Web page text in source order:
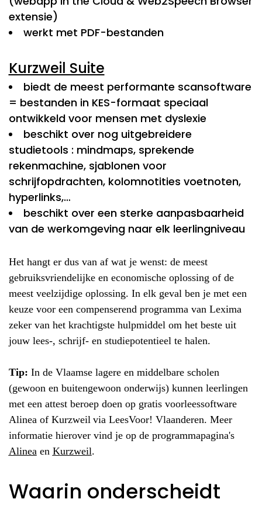
extensie)
werkt met PDF-bestanden
Kurzweil Suite
biedt de meest performante scansoftware
= bestanden in KES-formaat speciaal
ontwikkeld voor mensen met dyslexie
beschikt over nog uitgebreidere
studietools : mindmaps, sprekende
rekenmachine, sjablonen voor
schrijfopdrachten, kolomnotities voetnoten,
hyperlinks,…
beschikt over een sterke aanpasbaarheid
van de werkomgeving naar elk leerlingniveau
Het hangt er dus van af wat je wenst: de meest
gebruiksvriendelijke en economische oplossing of de
meest veelzijdige oplossing. In elk geval ben je met een
keuze voor een compenserend programma van Lexima
zeker van het krachtigste hulpmiddel om het beste uit
jouw lees-, schrijf- en studiepotentieel te halen.
Tip: In de Vlaamse lagere en middelbare scholen
(gewoon en buitengewoon onderwijs) kunnen leerlingen
met een attest beroep doen op gratis voorleessoftware
Alinea of Kurzweil via LeesVoor! Vlaanderen. Meer
informatie hierover vind je op de programmapagina's
Alinea en Kurzweil.
Waarin onderscheidt